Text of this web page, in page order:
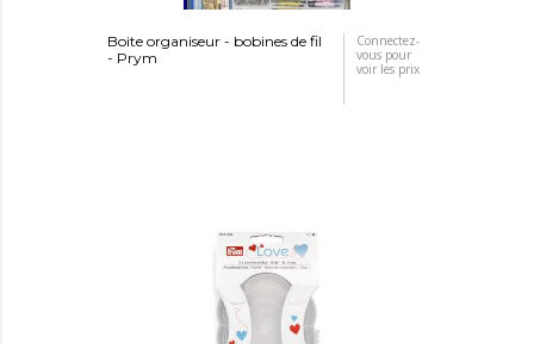
Boite organiseur - bobines de fil
- Prym
Connectez-
vous pour
voir les prix